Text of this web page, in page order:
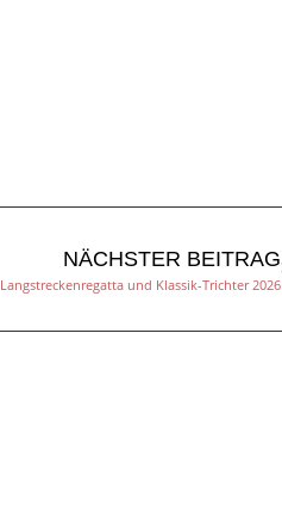
NÄCHSTER BEITRAG
Langstreckenregatta und Klassik-Trichter 2026